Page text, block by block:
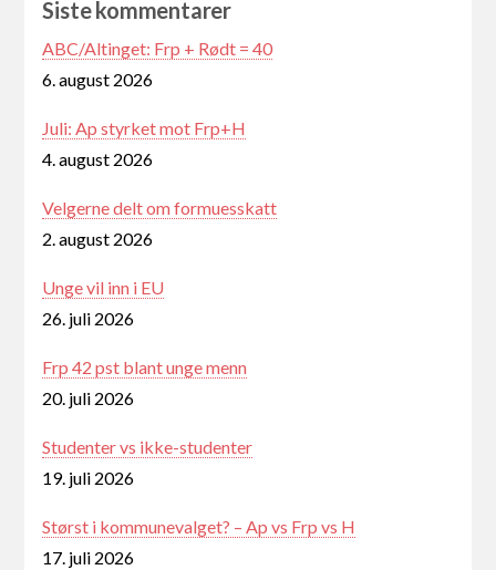
Siste kommentarer
ABC/Altinget: Frp + Rødt = 40
6. august 2026
Juli: Ap styrket mot Frp+H
4. august 2026
Velgerne delt om formuesskatt
2. august 2026
Unge vil inn i EU
26. juli 2026
Frp 42 pst blant unge menn
20. juli 2026
Studenter vs ikke-studenter
19. juli 2026
Størst i kommunevalget? – Ap vs Frp vs H
17. juli 2026